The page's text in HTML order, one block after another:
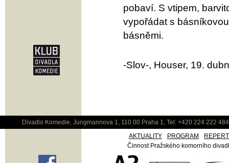
pobaví. S vtipem,
vypořádat s
básněmi.
-Slov-, Houser, 19.
Divadlo Komedie, Jungmannova 1, 110 00 Praha 1, Tel: +420 224 222
AKTUALITY
PROGRAM
Činnost Pražského komorního